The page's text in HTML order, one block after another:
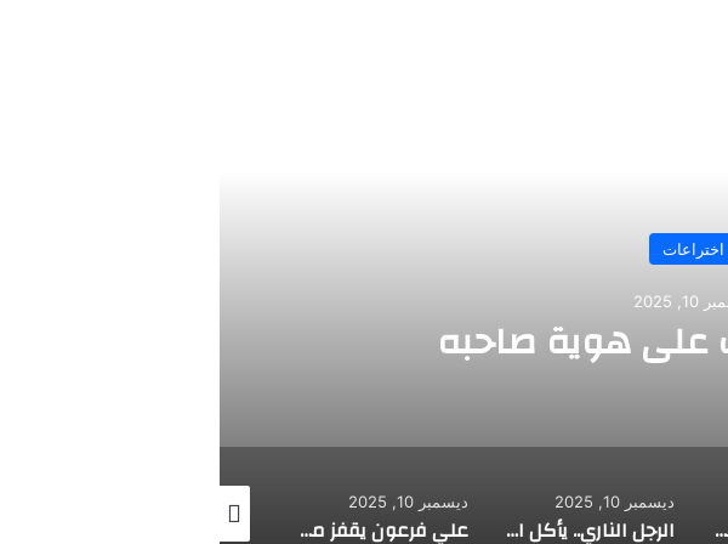
اختراعات
2025
هوية صاحبه
طفل مصري يخرج قصاصات الورق من أنفه وفمه
ديسمبر 10, 2025
الرجل الناري.. يأكل الجمر ويثني الحديد بأسنانه
ديسمبر 10, 2025
علي فرعون يقفز من الطابق العشرين ويأكل النار ويحطم سورا
ديسمبر 10, 2025